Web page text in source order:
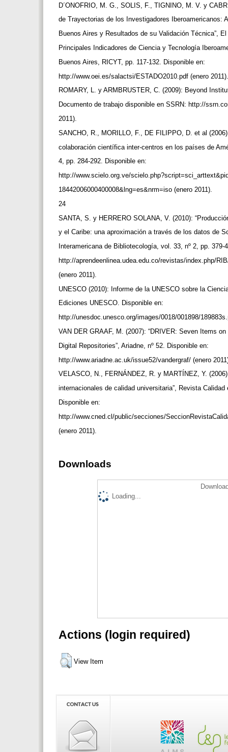
D´ONOFRIO, M. G., SOLIS, F., TIGNINO, M. V. y
de Trayectorias de los Investigadores Iberoamericanos:
Buenos Aires y Resultados de su Validación Técnica”,
Principales Indicadores de Ciencia y Tecnología
Buenos Aires, RICYT, pp. 117-132. Disponible en:
http://www.oei.es/salactsi/ESTADO2010.pdf (enero
ROMARY, L. y ARMBRUSTER, C. (2009): Beyond
Documento de trabajo disponible en SSRN: http://
2011).
SANCHO, R., MORILLO, F., DE FILIPPO, D. et al
colaboración científica inter-centros en los países de
4, pp. 284-292. Disponible en:
http://www.scielo.org.ve/
18442006000400008&lng=es&nrm=iso (enero 2011).
24
SANTA, S. y HERRERO SOLANA, V. (2010):
y el Caribe: una aproximación a través de los datos de
Interamericana de Bibliotecología, vol. 33, nº 2, pp.
http://aprendeenlinea.udea.edu.co/revistas/index.php/
(enero 2011).
UNESCO (2010): Informe de la UNESCO sobre la
Ediciones UNESCO. Disponible en:
http://unesdoc.unesco.org/images/0018/001898/
VAN DER GRAAF, M. (2007): “DRIVER: Seven Items
Digital Repositories”, Ariadne, nº 52. Disponible en:
http://www.ariadne.ac.uk/issue52/vandergraf/ (enero
VELASCO, N., FERNÁNDEZ, R. y MARTÍNEZ, Y.
internacionales de calidad universitaria”, Revista
Disponible en:
http://www.cned.cl/public/secciones/
(enero 2011).
Downloads
Loading...
Actions (login required)
View Item